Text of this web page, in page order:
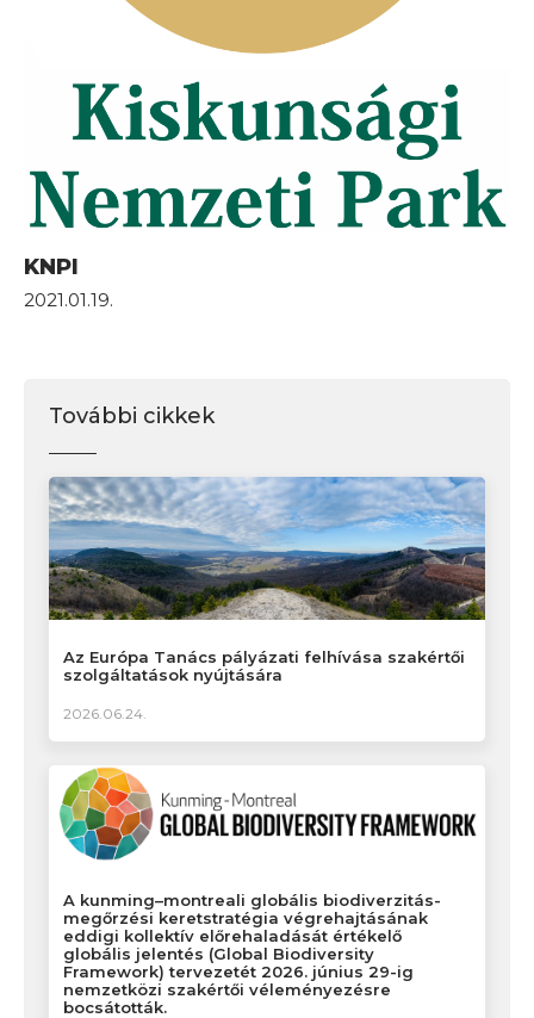
KNPI
2021.01.19.
További cikkek
Az Európa Tanács pályázati felhívása szakértői
szolgáltatások nyújtására
2026.06.24.
A kunming–montreali globális biodiverzitás-
megőrzési keretstratégia végrehajtásának
eddigi kollektív előrehaladását értékelő
globális jelentés (Global Biodiversity
Framework) tervezetét 2026. június 29-ig
nemzetközi szakértői véleményezésre
bocsátották.